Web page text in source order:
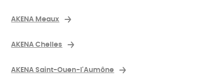
AKENA Meaux
AKENA Chelles
AKENA Saint-Ouen-l'Aumône